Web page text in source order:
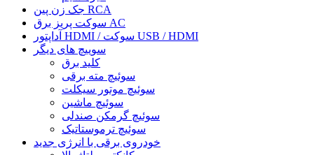
جک زن پین RCA
سوکت پریز برق AC
آداپتور HDMI / سوکت USB / HDMI
سوییچ های دیگر
کلید برق
سوئیچ مته برقی
سوئیچ موتور سیکلت
سوئیچ ماشین
سوئیچ گرمکن صندلی
سوئیچ ترموستاتیک
خودروی برقی با انرژی جدید